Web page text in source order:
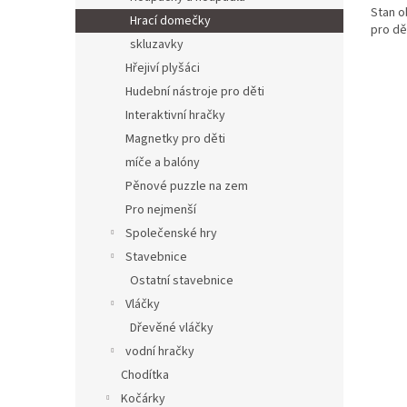
Hrací domečky
skluzavky
Hřejiví plyšáci
Hudební nástroje pro děti
Interaktivní hračky
Magnetky pro děti
míče a balóny
Pěnové puzzle na zem
Pro nejmenší
Společenské hry
Stavebnice
Ostatní stavebnice
Vláčky
Dřevěné vláčky
vodní hračky
Chodítka
Kočárky
Stan
pro